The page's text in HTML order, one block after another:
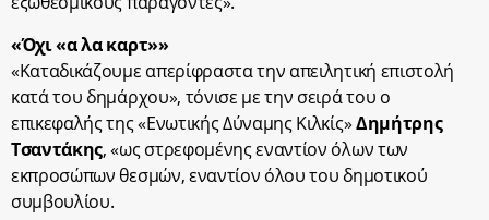
«Όχι «α λα καρτ»»
«Καταδικάζουμε απερίφραστα την απειλητική επιστολή
κατά του δημάρχου», τόνισε με την σειρά του ο
επικεφαλής της «Ενωτικής Δύναμης Κιλκίς»Δημήτρης
Τσαντάκης, «ως στρεφομένης εναντίον όλων των
εκπροσώπων θεσμών, εναντίον όλου του δημοτικού
συμβουλίου.